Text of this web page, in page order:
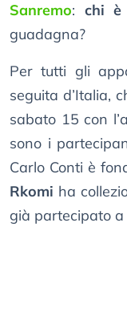
Sanremo: chi è
guadagna?
Per tutti gli
seguita d’Italia,
sabato 15 con
sono i
Carlo Conti è
Rkomi ha
già partecipato